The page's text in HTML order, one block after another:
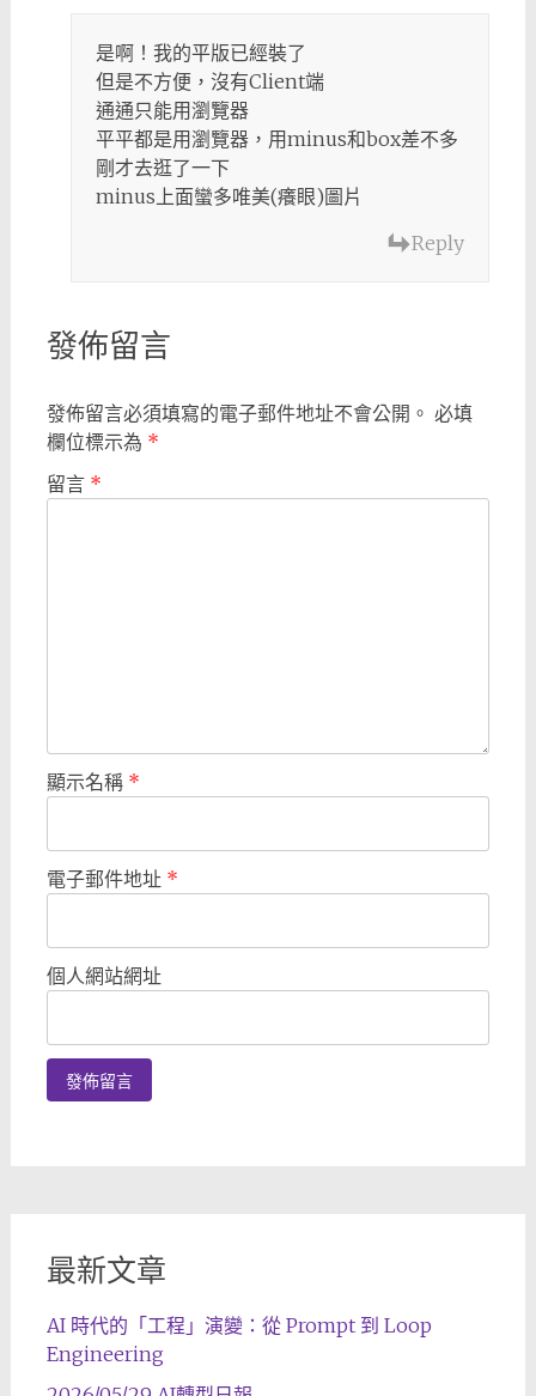
是啊！我的平版已經裝了
但是不方便，沒有Client端
通通只能用瀏覽器
平平都是用瀏覽器，用minus和box差不多
剛才去逛了一下
minus上面蠻多唯美(癢眼)圖片
Reply
發佈留言
發佈留言必須填寫的電子郵件地址不會公開。 必填
欄位標示為 *
留言 *
顯示名稱 *
電子郵件地址 *
個人網站網址
最新文章
AI 時代的「工程」演變：從 Prompt 到 Loop
Engineering